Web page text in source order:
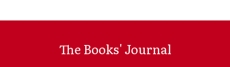
The Books' Journal